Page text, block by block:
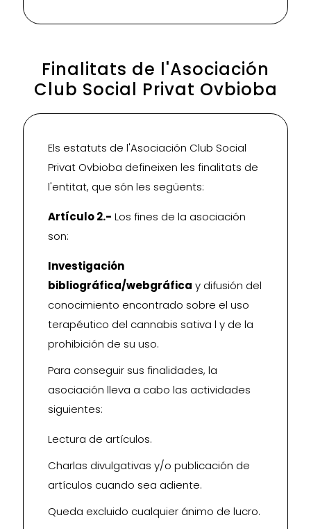
Finalitats de l'Asociación
Club Social Privat Ovbioba
Els estatuts de l'Asociación Club Social
Privat Ovbioba defineixen les finalitats de
l'entitat, que són les següents:
Artículo 2.- Los fines de la asociación
son:
Investigación
bibliográfica/webgráfica y difusión del
conocimiento encontrado sobre el uso
terapéutico del cannabis sativa l y de la
prohibición de su uso.
Para conseguir sus finalidades, la
asociación lleva a cabo las actividades
siguientes:
Lectura de artículos.
Charlas divulgativas y/o publicación de
artículos cuando sea adiente.
Queda excluido cualquier ánimo de lucro.